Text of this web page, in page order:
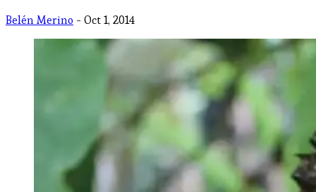
Belén Merino - Oct 1, 2014